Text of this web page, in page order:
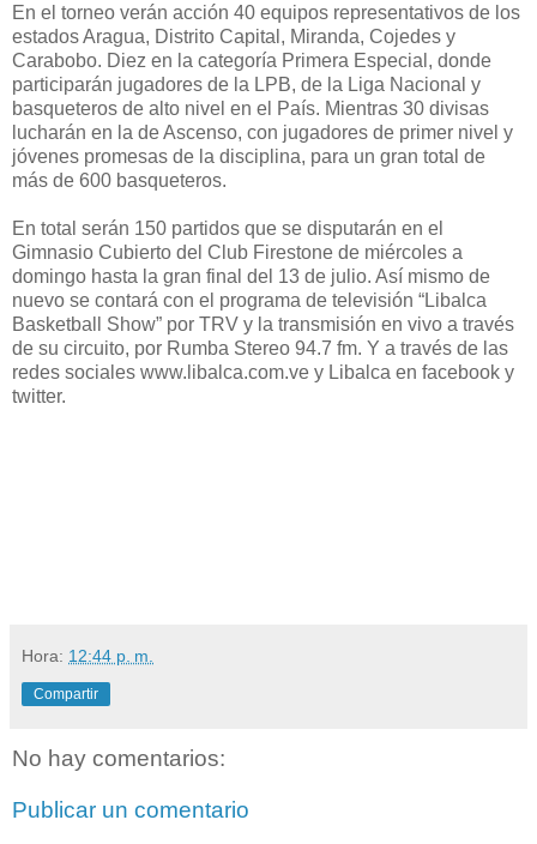
En el torneo verán acción 40 equipos representativos de los
estados Aragua, Distrito Capital, Miranda, Cojedes y
Carabobo. Diez en la categoría Primera Especial, donde
participarán jugadores de la LPB, de la Liga Nacional y
basqueteros de alto nivel en el País. Mientras 30 divisas
lucharán en la de Ascenso, con jugadores de primer nivel y
jóvenes promesas de la disciplina, para un gran total de
más de 600 basqueteros.
En total serán 150 partidos que se disputarán en el
Gimnasio Cubierto del Club Firestone de miércoles a
domingo hasta la gran final del 13 de julio. Así mismo de
nuevo se contará con el programa de televisión “Libalca
Basketball Show” por TRV y la transmisión en vivo a través
de su circuito, por Rumba Stereo 94.7 fm. Y a través de las
redes sociales www.libalca.com.ve y Libalca en facebook y
twitter.
Hora: 12:44 p. m.
Compartir
No hay comentarios:
Publicar un comentario